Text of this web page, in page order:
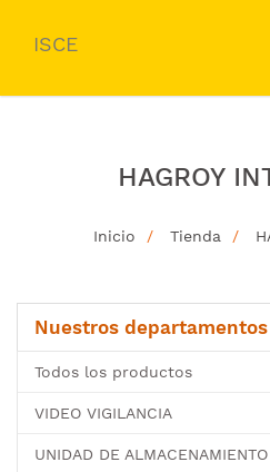
ISCE
HAGROY
Inicio Tienda
Nuestros departamentos
Todos los productos
VIDEO VIGILANCIA
UNIDAD DE ALMACENAMIENTO